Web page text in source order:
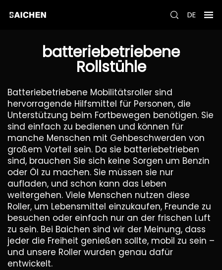
DE
batteriebetriebene
Rollstühle
Batteriebetriebene Mobilitätsroller sind
hervorragende Hilfsmittel für Personen, die
Unterstützung beim Fortbewegen benötigen. Sie
sind einfach zu bedienen und können für
manche Menschen mit Gehbeschwerden von
großem Vorteil sein. Da sie batteriebetrieben
sind, brauchen Sie sich keine Sorgen um Benzin
oder Öl zu machen. Sie müssen sie nur
aufladen, und schon kann das Leben
weitergehen. Viele Menschen nutzen diese
Roller, um Lebensmittel einzukaufen, Freunde zu
besuchen oder einfach nur an der frischen Luft
zu sein. Bei Baichen sind wir der Meinung, dass
jeder die Freiheit genießen sollte, mobil zu sein –
und unsere Roller wurden genau dafür
entwickelt.